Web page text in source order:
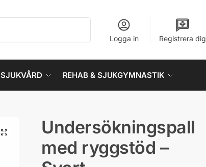
Logga in Registrera dig
SJUKVÅRD REHAB & SJUKGYMNASTIK
Undersökningspall
med ryggstöd –